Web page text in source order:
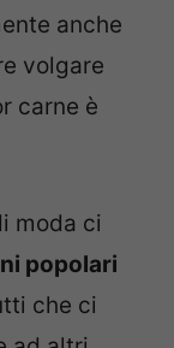
anche
volgare
carne è
moda ci
popolari
che ci